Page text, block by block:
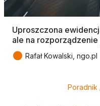
Uproszczona
ale na
● Rafał Kowalski, ngo.pl
Poradnik